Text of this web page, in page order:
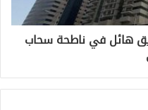
حريق هائل في ناطحة سحاب